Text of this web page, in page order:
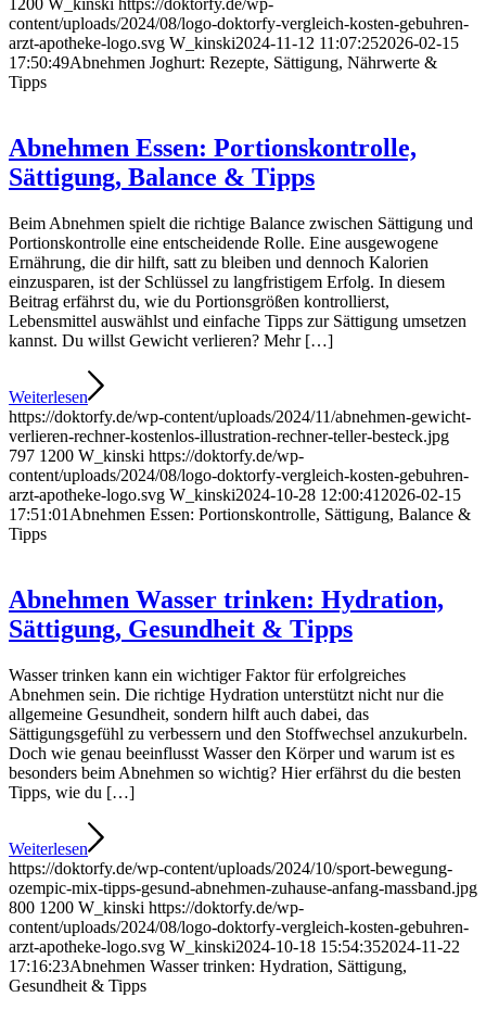
1200 W_kinski https://doktorfy.de/wp-
content/uploads/2024/08/logo-doktorfy-vergleich-kosten-gebuhren-
arzt-apotheke-logo.svg W_kinski2024-11-12 11:07:252026-02-15
17:50:49Abnehmen Joghurt: Rezepte, Sättigung, Nährwerte &
Tipps
Abnehmen Essen: Portionskontrolle,
Sättigung, Balance & Tipps
Beim Abnehmen spielt die richtige Balance zwischen Sättigung und
Portionskontrolle eine entscheidende Rolle. Eine ausgewogene
Ernährung, die dir hilft, satt zu bleiben und dennoch Kalorien
einzusparen, ist der Schlüssel zu langfristigem Erfolg. In diesem
Beitrag erfährst du, wie du Portionsgrößen kontrollierst,
Lebensmittel auswählst und einfache Tipps zur Sättigung umsetzen
kannst. Du willst Gewicht verlieren? Mehr […]
Weiterlesen
https://doktorfy.de/wp-content/uploads/2024/11/abnehmen-gewicht-
verlieren-rechner-kostenlos-illustration-rechner-teller-besteck.jpg
797 1200 W_kinski https://doktorfy.de/wp-
content/uploads/2024/08/logo-doktorfy-vergleich-kosten-gebuhren-
arzt-apotheke-logo.svg W_kinski2024-10-28 12:00:41 2026-02-15
17:51:01 Abnehmen Essen: Portionskontrolle, Sättigung, Balance &
Tipps
Abnehmen Wasser trinken: Hydration,
Sättigung, Gesundheit & Tipps
Wasser trinken kann ein wichtiger Faktor für erfolgreiches
Abnehmen sein. Die richtige Hydration unterstützt nicht nur die
allgemeine Gesundheit, sondern hilft auch dabei, das
Sättigungsgefühl zu verbessern und den Stoffwechsel anzukurbeln.
Doch wie genau beeinflusst Wasser den Körper und warum ist es
besonders beim Abnehmen so wichtig? Hier erfährst du die besten
Tipps, wie du […]
Weiterlesen
https://doktorfy.de/wp-content/uploads/2024/10/sport-bewegung-
ozempic-mix-tipps-gesund-abnehmen-zuhause-anfang-massband.jpg
800 1200 W_kinski https://doktorfy.de/wp-
content/uploads/2024/08/logo-doktorfy-vergleich-kosten-gebuhren-
arzt-apotheke-logo.svg W_kinski2024-10-18 15:54:352024-11-22
17:16:23Abnehmen Wasser trinken: Hydration, Sättigung,
Gesundheit & Tipps